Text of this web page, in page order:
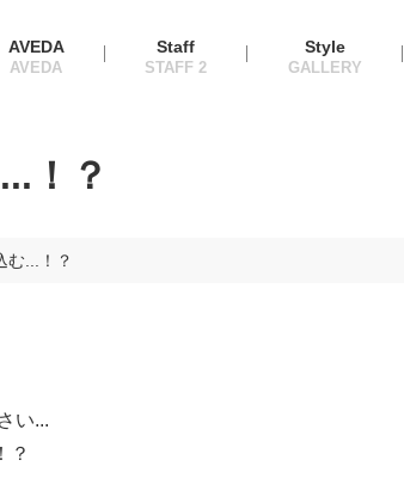
AVEDA Staff Style
！？
む...！？
い...
？